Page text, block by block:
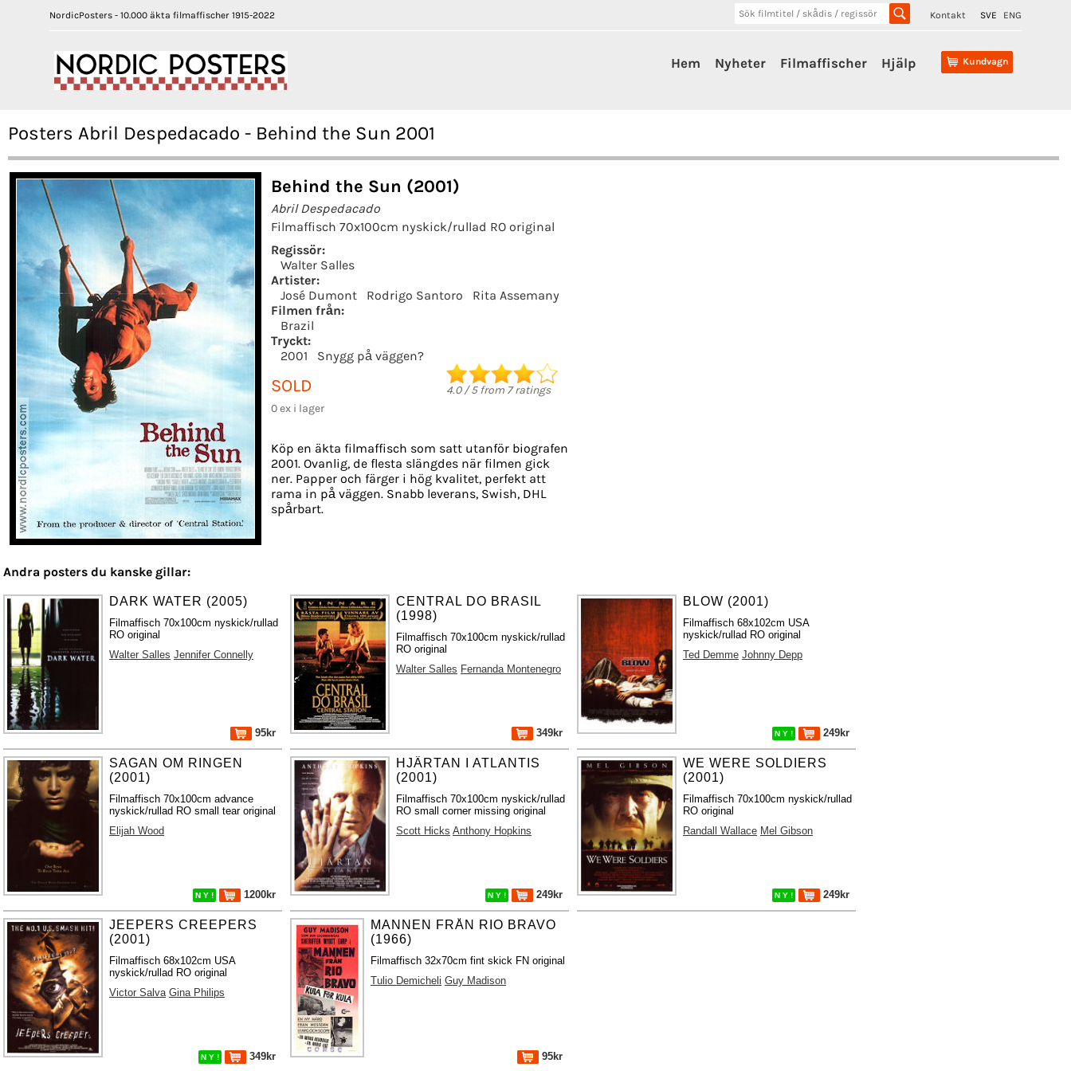
NordicPosters - 10.000 äkta filmaffischer 1915-2022 Kontakt SVE ENG
Kundvagn
Hem Nyheter Filmaffischer Hjälp
Posters Abril Despedacado - Behind the Sun 2001
Behind the Sun (2001)
Abril Despedacado
Filmaffisch 70x100cm nyskick/rullad RO original
Regissör:
Walter Salles
Artister:
José Dumont
Rodrigo Santoro
Rita Assemany
Filmen från:
Brazil
Tryckt:
2001
Snygg på väggen?
SOLD
0 ex i lager
4.0/5from 7ratings
Köp en äkta filmaffisch som satt utanför biografen
2001. Ovanlig, de flesta slängdes när filmen gick
ner. Papper och färger i hög kvalitet, perfekt att
rama in på väggen. Snabb leverans, Swish, DHL
spårbart.
Andra posters du kanske gillar:
DARK WATER (2005)
Filmaffisch 70x100cm nyskick/rullad
RO original
Walter Salles Jennifer Connelly
95kr
CENTRAL DO BRASIL
(1998)
Filmaffisch 70x100cm nyskick/rullad
RO original
Walter Salles Fernanda Montenegro
349kr
BLOW (2001)
Filmaffisch 68x102cm USA
nyskick/rullad RO original
Ted Demme Johnny Depp
N Y ! 249kr
SAGAN OM RINGEN
(2001)
Filmaffisch 70x100cm advance
nyskick/rullad RO small tear original
Elijah Wood
N Y ! 1200kr
HJÄRTAN I ATLANTIS
(2001)
Filmaffisch 70x100cm nyskick/rullad
RO small corner missing original
Scott Hicks Anthony Hopkins
N Y ! 249kr
WE WERE SOLDIERS
(2001)
Filmaffisch 70x100cm nyskick/rullad
RO original
Randall Wallace Mel Gibson
N Y ! 249kr
JEEPERS CREEPERS
(2001)
Filmaffisch 68x102cm USA
nyskick/rullad RO original
Victor Salva Gina Philips
N Y ! 349kr
MANNEN FRÅN RIO BRAVO
(1966)
Filmaffisch 32x70cm fint skick FN original
Tulio Demicheli Guy Madison
95kr